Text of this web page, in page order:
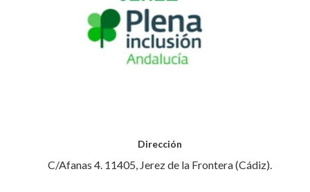
Dirección
C/Afanas 4. 11405, Jerez de la Frontera (Cádiz).